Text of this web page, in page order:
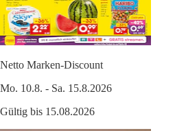
Netto Marken-Discount
Mo. 10.8. - Sa. 15.8.2026
Gültig bis 15.08.2026